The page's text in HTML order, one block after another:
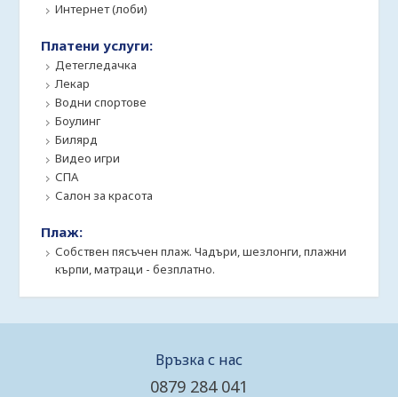
Интернет (лоби)
Платени услуги:
Детегледачка
Лекар
Водни спортове
Боулинг
Билярд
Видео игри
СПА
Салон за красота
Плаж:
Собствен пясъчен плаж. Чадъри, шезлонги, плажни
кърпи, матраци - безплатно.
Връзка с нас
0879 284 041